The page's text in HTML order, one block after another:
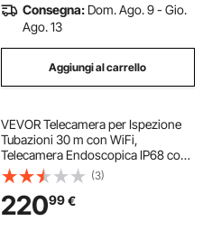
Consegna: Dom. Ago. 9 - Gio.
Ago. 13
Aggiungi al carrello
VEVOR Telecamera per Ispezione
Tubazioni 30 m con WiFi,
Telecamera Endoscopica IP68 con
12 Luci LED, Alimentazione CC,
Collegamento a Smartphone e
Tablet, per Ispezione di Fognature e
Scarichi, Giallo
(3)
22099€